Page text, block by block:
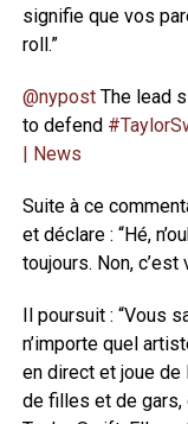
signifie que vos
roll.”
@nypostThe lead
to defend
| News
Suite à ce
et déclare : “Hé,
toujours. Non,
Il poursuit : “Vous
n’importe quel
en direct et joue
de filles et de gars,